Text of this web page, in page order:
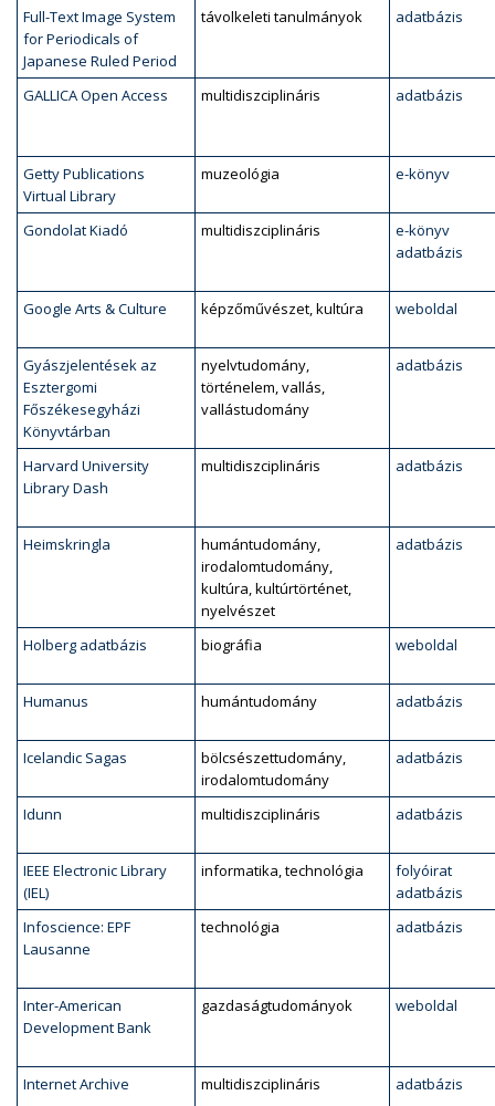
Full-Text Image System
for Periodicals of
Japanese Ruled Period
távolkeleti tanulmányok adatbázis
GALLICA Open Access multidiszciplináris adatbázis
Getty Publications
Virtual Library
muzeológia e-könyv
Gondolat Kiadó multidiszciplináris
e-könyv
adatbázis
Google Arts & Culture képzőművészet, kultúra weboldal
Gyászjelentések az
Esztergomi
Főszékesegyházi
Könyvtárban
nyelvtudomány,
történelem, vallás,
vallástudomány
adatbázis
Harvard University
Library Dash
multidiszciplináris adatbázis
Heimskringla
humántudomány,
irodalomtudomány,
kultúra, kultúrtörténet,
nyelvészet
adatbázis
Holberg adatbázis biográfia weboldal
Humanus humántudomány adatbázis
Icelandic Sagas
bölcsészettudomány,
irodalomtudomány
adatbázis
Idunn multidiszciplináris adatbázis
IEEE Electronic Library
(IEL)
informatika, technológia
folyóirat
adatbázis
Infoscience: EPF
Lausanne
technológia adatbázis
Inter-American
Development Bank
gazdaságtudományok weboldal
Internet Archive multidiszciplináris adatbázis